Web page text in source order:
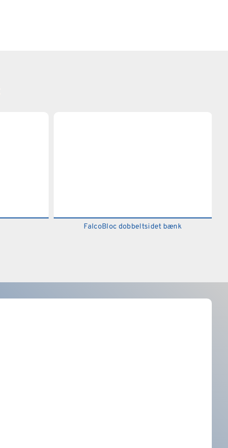
FalcoBloc dobbeltsidet bænk